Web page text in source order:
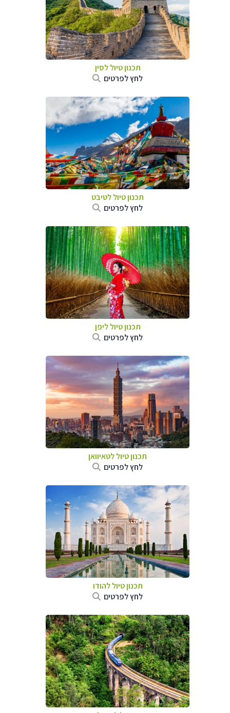
תכנון טיוללסין
לחץ לפרטים
תכנון טיוללטיבט
לחץ לפרטים
תכנון טיולליפן
לחץ לפרטים
תכנון טיוללטאיוואן
לחץ לפרטים
תכנון טיוללהודו
לחץ לפרטים